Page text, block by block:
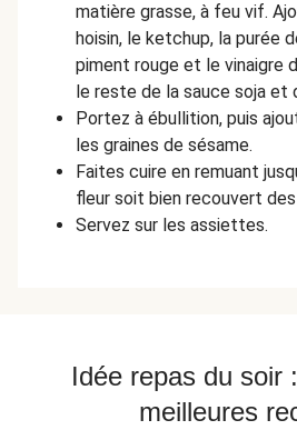
matière grasse, à feu vif.
hoisin, le ketchup, la purée
piment rouge et le vinaigre
le reste de la sauce soja et
Portez à ébullition, puis
les graines de sésame.
Faites cuire en remuant
fleur soit bien recouvert
Servez sur les assiettes.
Idée repas du soir
meilleures